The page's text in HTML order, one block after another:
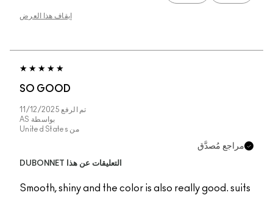
إيقاف هذا العرض
SO GOOD
تم الرفع 11/12/2025
بواسطة AS
من United States
مراجع مُصدَّق
التعليقات عن هذا DUBONNET
Smooth, shiny and the color is also really good. suits